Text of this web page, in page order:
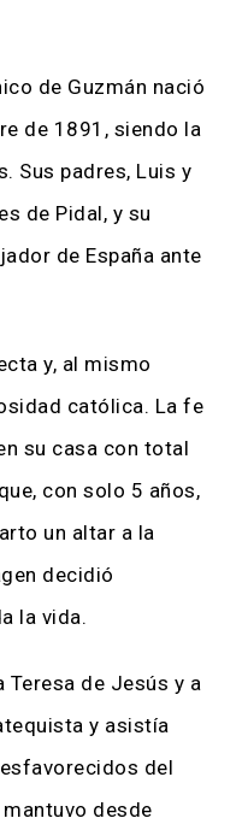
de Guzmán nació
de 1891, siendo la
Sus padres, Luis y
de Pidal, y su
de España ante
y, al mismo
católica. La fe
su casa con total
con solo 5 años,
un altar a la
decidió
la vida.
Teresa de Jesús y a
y asistía
del
desde